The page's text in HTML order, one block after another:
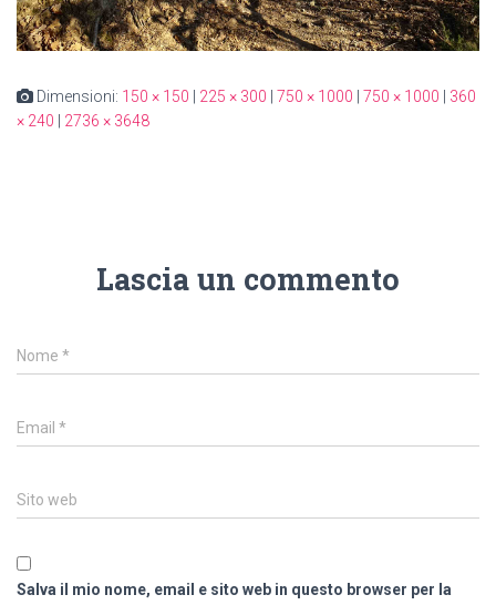
Dimensioni: 150 × 150 225 × 300 750 × 1000 750 × 1000
360
× 240
2736 × 3648
Lascia un commento
Nome *
Email *
Sito web
Salva il mio nome, email e sito web in questo browser per la